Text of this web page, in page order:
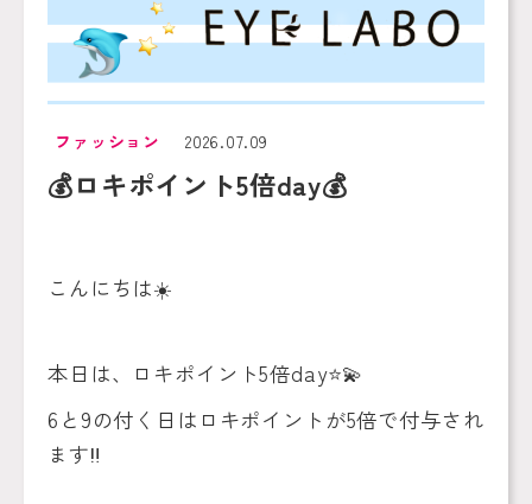
ファッション 2026.07.09
💰ロキポイント5倍day💰
こんにちは☀️
本日は、ロキポイント5倍day⭐️💫
6と9の付く日はロキポイントが5倍で付与され
ます‼️